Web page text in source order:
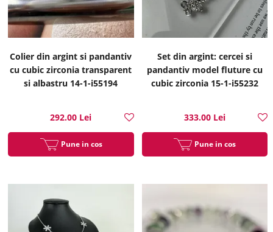
Colier din argint si pandantiv
cu cubic zirconia transparent
si albastru 14-1-i55194
292.00 Lei
Pune in cos
Set din argint: cercei si
pandantiv model fluture cu
cubic zirconia 15-1-i55232
333.00 Lei
Pune in cos